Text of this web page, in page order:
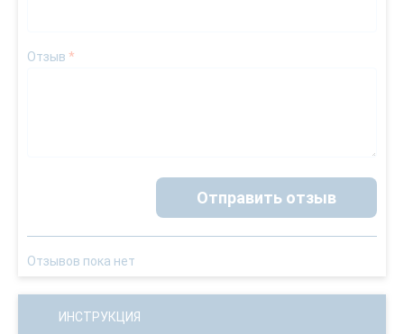
Отзыв *
Отправить отзыв
Отзывов пока нет
ИНСТРУКЦИЯ